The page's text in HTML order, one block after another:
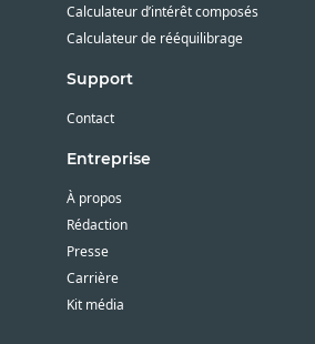
Calculateur d’intérêt composés
Calculateur de rééquilibrage
Support
Contact
Entreprise
À propos
Rédaction
Presse
Carrière
Kit média